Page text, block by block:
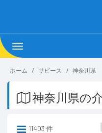
Toggle
navigation
ホーム サビース 神奈川県
神奈川県の
11403 件